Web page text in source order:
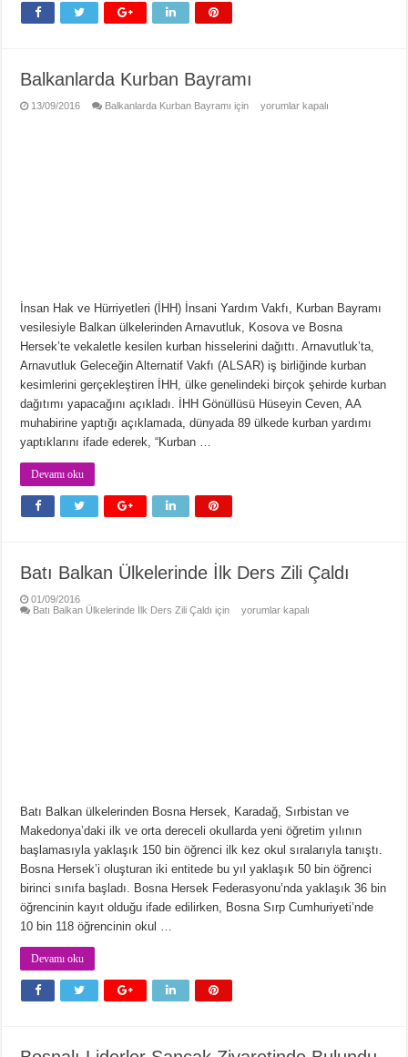
Balkanlarda Kurban Bayramı
13/09/2016 Balkanlarda Kurban Bayramı için yorumlar kapalı
İnsan Hak ve Hürriyetleri (İHH) İnsani Yardım Vakfı, Kurban Bayramı
vesilesiyle Balkan ülkelerinden Arnavutluk, Kosova ve Bosna
Hersek’te vekaletle kesilen kurban hisselerini dağıttı. Arnavutluk’ta,
Arnavutluk Geleceğin Alternatif Vakfı (ALSAR) iş birliğinde kurban
kesimlerini gerçekleştiren İHH, ülke genelindeki birçok şehirde kurban
dağıtımı yapacağını açıkladı. İHH Gönüllüsü Hüseyin Ceven, AA
muhabirine yaptığı açıklamada, dünyada 89 ülkede kurban yardımı
yaptıklarını ifade ederek, “Kurban …
Devamı oku
Batı Balkan Ülkelerinde İlk Ders Zili Çaldı
01/09/2016
Batı Balkan Ülkelerinde İlk Ders Zili Çaldı için
yorumlar kapalı
Batı Balkan ülkelerinden Bosna Hersek, Karadağ, Sırbistan ve
Makedonya’daki ilk ve orta dereceli okullarda yeni öğretim yılının
başlamasıyla yaklaşık 150 bin öğrenci ilk kez okul sıralarıyla tanıştı.
Bosna Hersek’i oluşturan iki entitede bu yıl yaklaşık 50 bin öğrenci
birinci sınıfa başladı. Bosna Hersek Federasyonu’nda yaklaşık 36 bin
öğrencinin kayıt olduğu ifade edilirken, Bosna Sırp Cumhuriyeti’nde
10 bin 118 öğrencinin okul …
Devamı oku